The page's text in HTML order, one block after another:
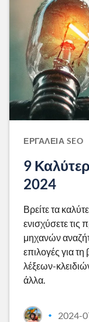
ΕΡΓΑΛΕΊΑ SEO
9
2024
Βρείτε τα
ενισχύσετε τις
μηχανών
επιλογές για
λέξεων-
άλλα.
• 2024-